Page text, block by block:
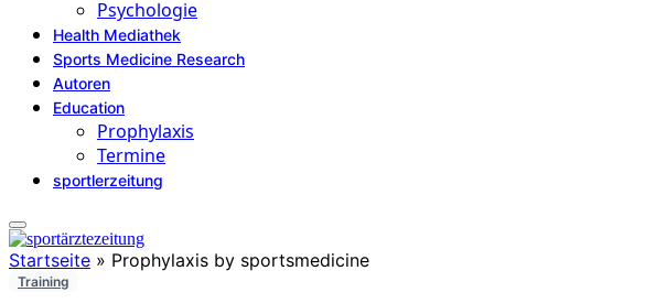
Psychologie
Health Mediathek
Sports Medicine Research
Autoren
Education
Prophylaxis
Termine
sportlerzeitung
Startseite » Prophylaxis by sportsmedicine
Training